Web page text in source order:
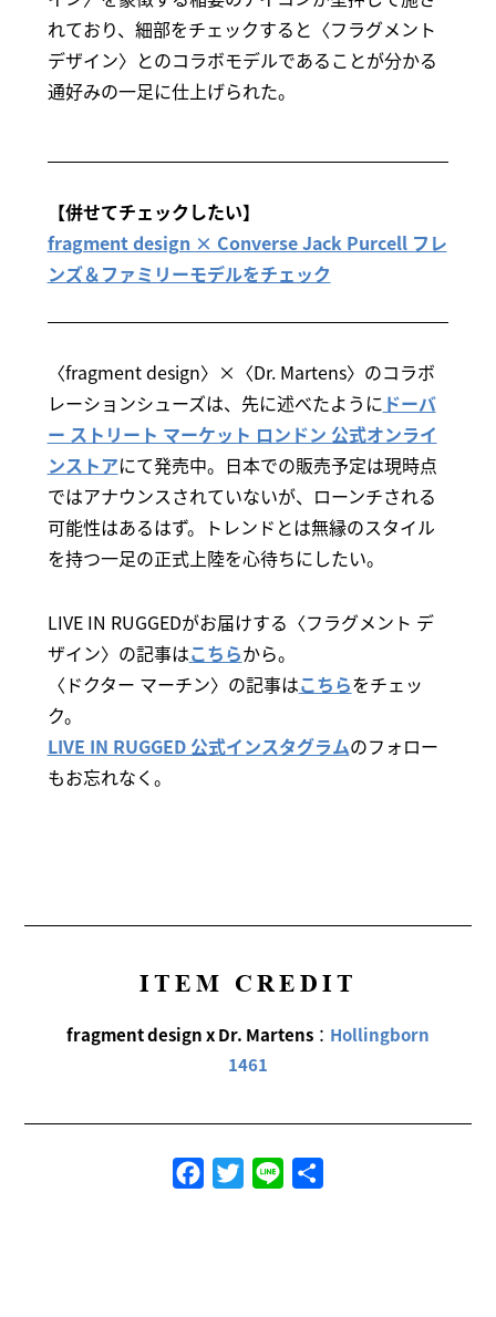
れており、細部をチェックすると〈フラグメント
デザイン〉とのコラボモデルであることが分かる
通好みの一足に仕上げられた。
【併せてチェックしたい】
fragment design × Converse Jack Purcell フレ
ンズ＆ファミリーモデルをチェック
〈fragment design〉×〈Dr. Martens〉のコラボ
レーションシューズは、先に述べたように ドーバ
ー ストリート マーケット ロンドン 公式オンライ
ンストアにて発売中。日本での販売予定は現時点
ではアナウンスされていないが、ローンチされる
可能性はあるはず。トレンドとは無縁のスタイル
を持つ一足の正式上陸を心待ちにしたい。
LIVE IN RUGGEDがお届けする〈フラグメント デ
ザイン〉の記事はこちらから。
〈ドクター マーチン〉の記事はこちらをチェッ
ク。
LIVE IN RUGGED 公式インスタグラムのフォロー
もお忘れなく。
ITEM CREDIT
fragment design x Dr. Martens： Hollingborn
1461
FacebookTwitterLine